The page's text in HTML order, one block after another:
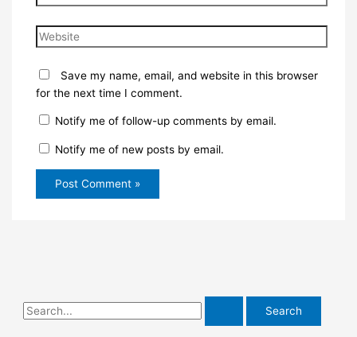
Website
Save my name, email, and website in this browser
for the next time I comment.
Notify me of follow-up comments by email.
Notify me of new posts by email.
S